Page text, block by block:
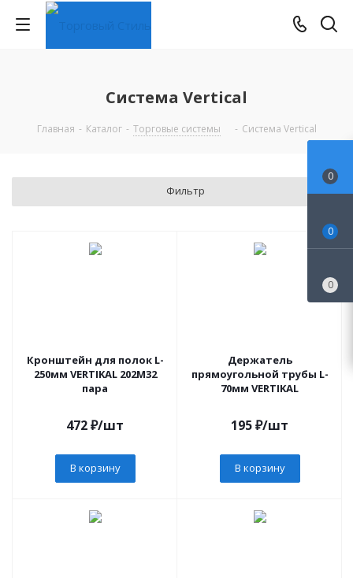
Система Vertical
Главная - Каталог - Торговые системы - Система Vertical
Фильтр
Кронштейн для полок L-
250мм VERTIKAL 202М32
пара
472₽/шт
В корзину
Держатель
прямоугольной трубы L-
70мм VERTIKAL
195₽/шт
В корзину
0
0
0